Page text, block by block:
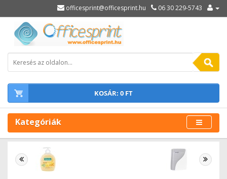
officesprint@officesprint.hu 06 30 229-5743
KOSÁR: 0 FT
Kategóriák